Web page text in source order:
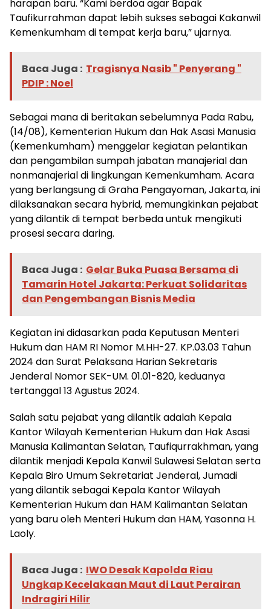
harapan baru. “Kami berdoa agar Bapak
Taufikurrahman dapat lebih sukses sebagai Kakanwil
Kemenkumham di tempat kerja baru,” ujarnya.
Baca Juga : Tragisnya Nasib " Penyerang "
PDIP : Noel
Sebagai mana di beritakan sebelumnya Pada Rabu,
(14/08), Kementerian Hukum dan Hak Asasi Manusia
(Kemenkumham) menggelar kegiatan pelantikan
dan pengambilan sumpah jabatan manajerial dan
nonmanajerial di lingkungan Kemenkumham. Acara
yang berlangsung di Graha Pengayoman, Jakarta, ini
dilaksanakan secara hybrid, memungkinkan pejabat
yang dilantik di tempat berbeda untuk mengikuti
prosesi secara daring.
Baca Juga : Gelar Buka Puasa Bersama di
Tamarin Hotel Jakarta: Perkuat Solidaritas
dan Pengembangan Bisnis Media
Kegiatan ini didasarkan pada Keputusan Menteri
Hukum dan HAM RI Nomor M.HH-27. KP.03.03 Tahun
2024 dan Surat Pelaksana Harian Sekretaris
Jenderal Nomor SEK-UM. 01.01-820, keduanya
tertanggal 13 Agustus 2024.
Salah satu pejabat yang dilantik adalah Kepala
Kantor Wilayah Kementerian Hukum dan Hak Asasi
Manusia Kalimantan Selatan, Taufiqurrakhman, yang
dilantik menjadi Kepala Kanwil Sulawesi Selatan serta
Kepala Biro Umum Sekretariat Jenderal, Jumadi
yang dilantik sebagai Kepala Kantor Wilayah
Kementerian Hukum dan HAM Kalimantan Selatan
yang baru oleh Menteri Hukum dan HAM, Yasonna H.
Laoly.
Baca Juga : IWO Desak Kapolda Riau
Ungkap Kecelakaan Maut di Laut Perairan
Indragiri Hilir